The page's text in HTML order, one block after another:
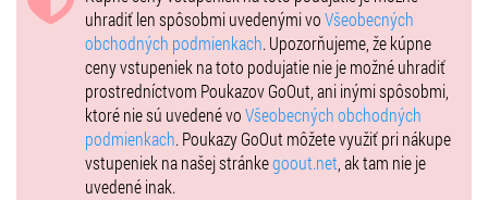
Hudobný svet obohacujú nielen vlastnými hudobnými projektmi, ale
i projektmi, ktoré vytvorili pre symfonické a komorné orchestre a
taktiež pre množstvo iných skvelých umelcov, s ktorými
spolupracujú.
Kombinujú tiež diela klasikov s inými hudobnými žánrami a vkladajú
do nich nezameniteľné zmeny v rytme i harmónii, obohatené im
vlastnou virtuozitou.
uhradiť len spôsobmi uvedenými voVšeobecných
obchodných podmienkach. Upozorňujeme, že kúpne
ceny vstupeniek na toto podujatie nie je možné uhradiť
prostredníctvom Poukazov GoOut, ani inými spôsobmi,
ktoré nie sú uvedené voVšeobecných obchodných
podmienkach. Poukazy GoOut môžete využiť pri nákupe
vstupeniek na našej stránkegoout.net , ak tam nie je
uvedené inak.